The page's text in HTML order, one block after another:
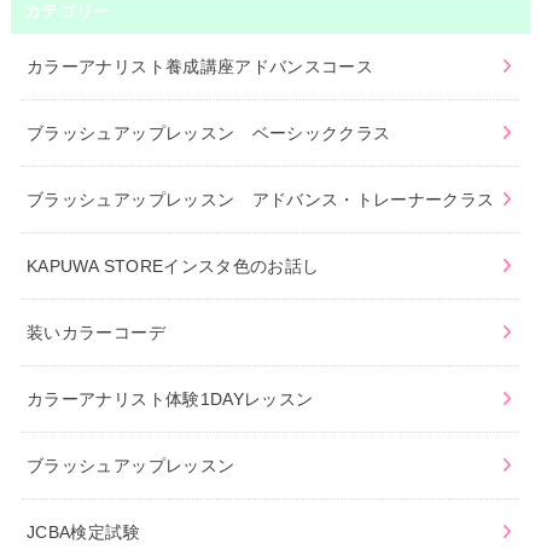
カテゴリー
カラーアナリスト養成講座アドバンスコース
ブラッシュアップレッスン ベーシッククラス
ブラッシュアップレッスン アドバンス・トレーナークラス
KAPUWA STOREインスタ色のお話し
装いカラーコーデ
カラーアナリスト体験1DAYレッスン
ブラッシュアップレッスン
JCBA検定試験